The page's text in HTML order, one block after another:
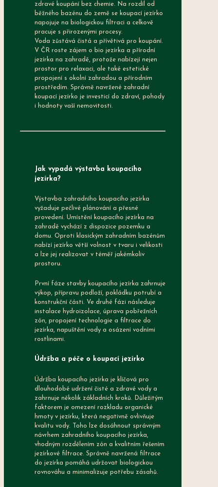
zdravé koupání bez chemie. Na rozdíl od
běžného bazénu do země se koupací jezírko
napojuje na biologickou filtraci a celkově
pracuje s přirozenými procesy.
Voda zůstává čistá a přívětivá pro koupání.
V ČR roste zájem o bio jezírka a přírodní
jezírka na zahradě, protože nabízejí nejen
prostor pro relaxaci, ale také estetické
propojení s okolní zahradou a přírodním
prostředím. Správně navržené zahradní
koupací jezírko je investicí do zdraví, pohody
i hodnoty vaší nemovitosti.
Jak vypadá výstavba koupacího
jezírka?
Výstavba zahradního koupacího jezírka
vyžaduje pečlivé plánování a přesné
provedení. Umístění koupacího jezírka na
zahradě vychází z dispozice pozemku a
domu. Oproti klasickým zahradním bazénům
nabízí jezírko větší volnost v tvaru i velikosti
a lze jej realizovat v téměř jakémkoliv
prostoru.
První fáze stavby koupacího jezírka zahrnuje
výkop, přípravu podloží, pokládku potrubí a
konstrukční části. Ve druhé fázi následuje
instalace hydroizolace, úprava pobřežních
zón, propojení technologie a filtrace do
jezírka, napuštění vody a osázení vodními
rostlinami.
Údržba a péče o koupací jezírko
Údržba koupacího jezírka je klíčová pro
dlouhodobé udržení čisté a zdravé vody a
zahrnuje několik základních kroků. Důležitým
faktorem je omezení rozkladu organické
hmoty v jezírku, která negativně ovlivňuje
kvalitu vody. Toho lze dosáhnout správným
návrhem zahradního koupacího jezírka,
vhodným rozdělením zón a kvalitním řešením
jezírkové filtrace. Správně navržená filtrace
do jezírka pomáhá udržovat biologickou
rovnováhu a minimalizuje potřebu zásahů.